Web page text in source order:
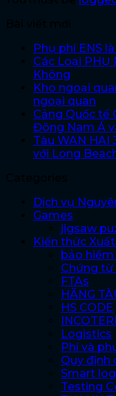
Phụ phí ENS
Các Loại PHỤ
Không
Kho ngoại
ngoại quan
Cảng Quốc tế
Đông Nam Á
Tàu WAN HAI
với Long
Dịch vụ
Games
jigsaw
Kiến thức
bảo
Chứng
FTAs
HÃNG
HS CODE
Logistics
Phí và
Quy định
Smart
Testing